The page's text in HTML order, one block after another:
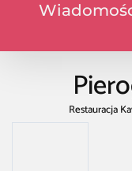
Restauracja